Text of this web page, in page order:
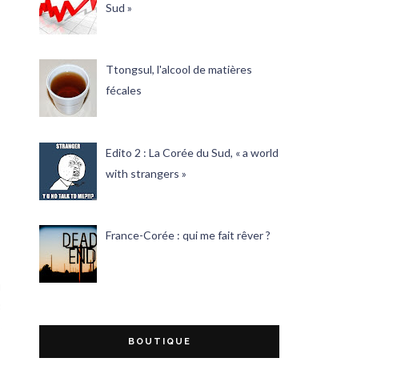
Sud »
Ttongsul, l'alcool de matières
fécales
Edito 2 : La Corée du Sud, « a world
with strangers »
France-Corée : qui me fait rêver ?
BOUTIQUE